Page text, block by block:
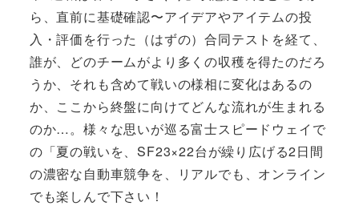
ら、直前に基礎確認〜アイデアやアイテムの投
入・評価を行った（はずの）合同テストを経て、
誰が、どのチームがより多くの収穫を得たのだろ
うか、それも含めて戦いの様相に変化はあるの
か、ここから終盤に向けてどんな流れが生まれる
のか…。様々な思いが巡る富士スピードウェイで
の「夏の戦いを、SF23×22台が繰り広げる2日間
の濃密な自動車競争を、リアルでも、オンライン
でも楽しんで下さい！